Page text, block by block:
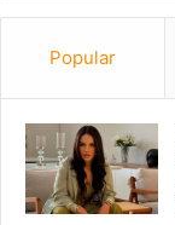
Popular